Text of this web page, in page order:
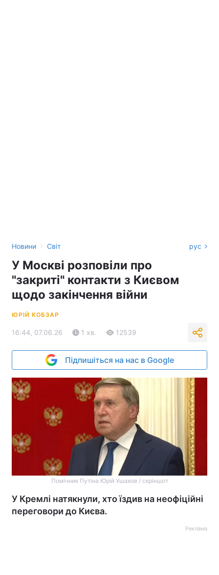
Новини › Світ рус
У Москві розповіли про
"закриті" контакти з Києвом
щодо закінчення війни
ЮРІЙ КОБЗАР
16:44, 07.06.26 1 хв. 12539
Підпишіться на нас в Google
Помічник Путіна Юрій Ушаков / скріншот
У Кремлі натякнули, хто їздив на неофіційні
переговори до Києва.
Реклама